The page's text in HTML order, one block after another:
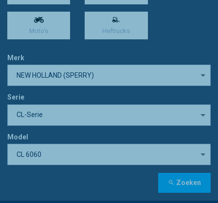
Moto's Heftrucks
Merk
NEW HOLLAND (SPERRY)
Serie
CL-Serie
Model
CL 6060
Zoeken